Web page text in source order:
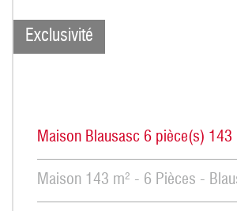
Exclusivité
Maison Blausasc 6 pièce(s) 143
Maison 143 m² - 6 Pièces -